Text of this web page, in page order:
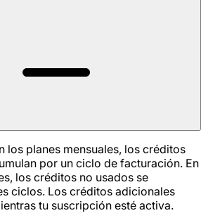
los planes mensuales, los créditos
por un ciclo de facturación. En
los créditos no usados se
ciclos. Los créditos adicionales
tu suscripción esté activa.